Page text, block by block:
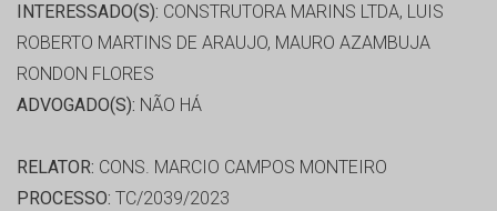
INTERESSADO(S): CONSTRUTORA MARINS LTDA, LUIS
ROBERTO MARTINS DE ARAUJO, MAURO AZAMBUJA
RONDON FLORES
ADVOGADO(S): NÃO HÁ
RELATOR: CONS. MARCIO CAMPOS MONTEIRO
PROCESSO: TC/2039/2023